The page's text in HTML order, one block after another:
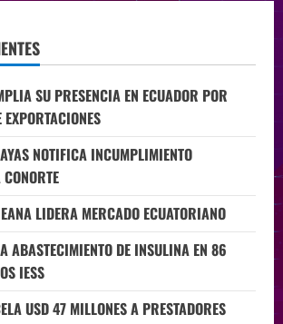
SU PRESENCIA EN ECUADOR POR
NOTIFICA INCUMPLIMIENTO
LIDERA MERCADO ECUATORIANO
ABASTECIMIENTO DE INSULINA EN 86
IESS
USD 47 MILLONES A PRESTADORES